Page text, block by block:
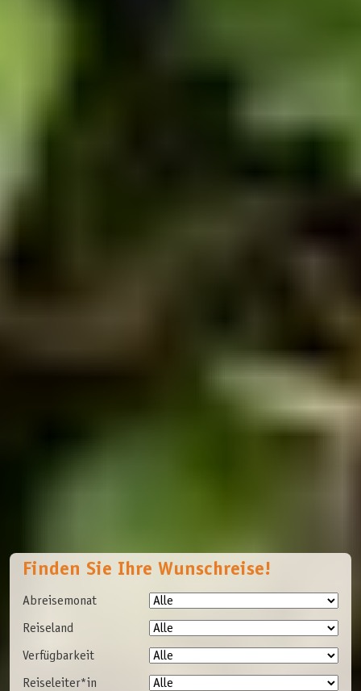
Finden Sie Ihre Wunschreise!
Abreisemonat
Reiseland
Verfügbarkeit
Reiseleiter*in